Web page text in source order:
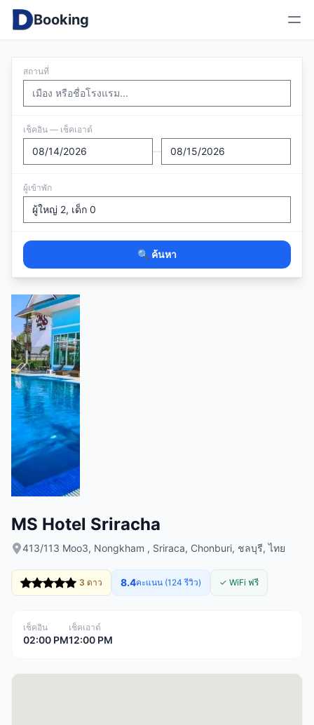
Booking
สถานที่
เช็คอิน — เช็คเอาต์
—
ผู้เข้าพัก
🔍 ค้นหา
MS Hotel Sriracha
413/113 Moo3, Nongkham , Sriraca, Chonburi, ชลบุรี, ไทย
3 ดาว 8.4คะแนน (124 รีวิว) ✓ WiFi ฟรี
เช็คอิน
02:00 PM
เช็คเอาต์
12:00 PM